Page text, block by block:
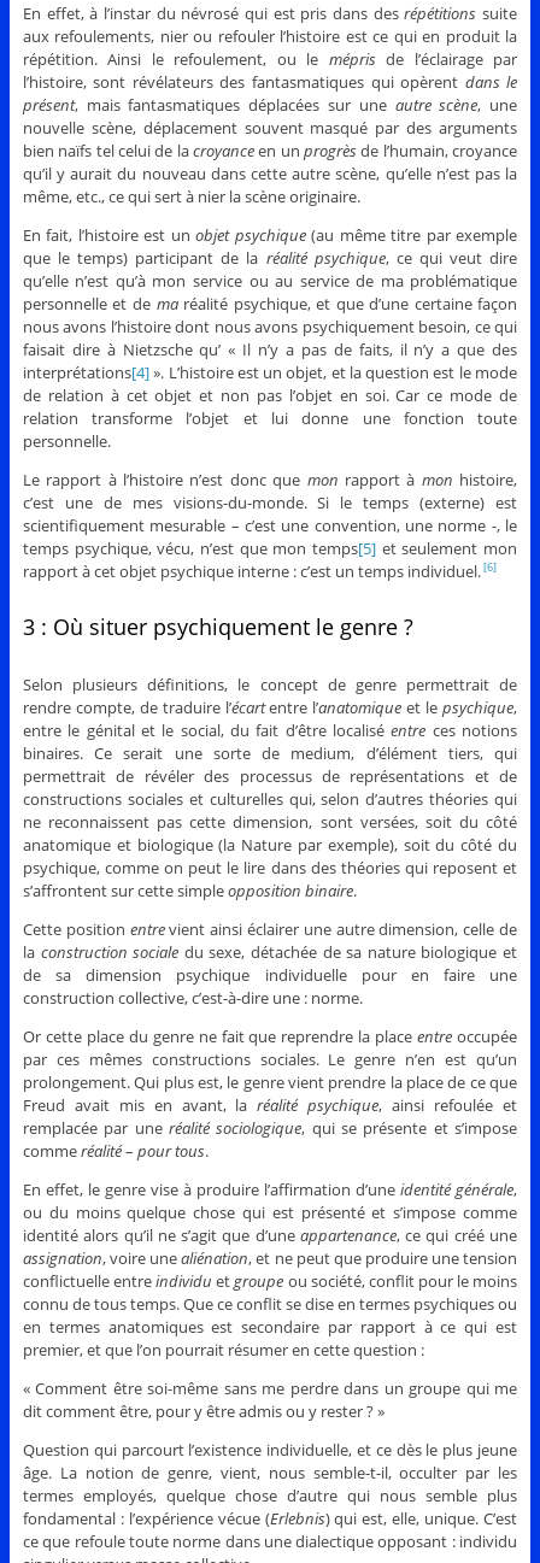
En effet, à l’instar du névrosé qui est pris dans desrépétitions suite
aux refoulements, nier ou refouler l’histoire est ce qui en produit la
répétition. Ainsi le refoulement, ou le méprisde l’éclairage par
l’histoire, sont révélateurs des fantasmatiques qui opèrent dans le
présent, mais fantasmatiques déplacées sur une autre scène, une
nouvelle scène, déplacement souvent masqué par des arguments
bien naïfs tel celui de lacroyanceen unprogrèsde l’humain, croyance
qu’il y aurait du nouveau dans cette autre scène, qu’elle n’est pas la
même, etc., ce qui sert à nier la scène originaire.
En fait, l’histoire est unobjet psychique(au même titre par exemple
que le temps) participant de la réalité psychique, ce qui veut dire
qu’elle n’est qu’à mon service ou au service de ma problématique
personnelle et de maréalité psychique, et que d’une certaine façon
nous avons l’histoire dont nous avons psychiquement besoin, ce qui
faisait dire à Nietzsche qu’ « Il n’y a pas de faits, il n’y a que des
interprétations[4]». L’histoire est un objet, et la question est le mode
de relation à cet objet et non pas l’objet en soi. Car ce mode de
relation transforme l’objet et lui donne une fonction toute
personnelle.
Le rapport à l’histoire n’est donc que mon rapport à mon histoire,
c’est une de mes visions-du-monde. Si le temps (externe) est
scientifiquement mesurable – c’est une convention, une norme -, le
temps psychique, vécu, n’est que mon temps[5] et seulement mon
rapport à cet objet psychique interne : c’est un temps individuel. [6]
3 : Où situer psychiquement le genre ?
Selon plusieurs définitions, le concept de genre permettrait de
rendre compte, de traduire l’écartentre l’anatomique et lepsychique,
entre le génital et le social, du fait d’être localiséentre ces notions
binaires. Ce serait une sorte de medium, d’élément tiers, qui
permettrait de révéler des processus de représentations et de
constructions sociales et culturelles qui, selon d’autres théories qui
ne reconnaissent pas cette dimension, sont versées, soit du côté
anatomique et biologique (la Nature par exemple), soit du côté du
psychique, comme on peut le lire dans des théories qui reposent et
s’affrontent sur cette simpleopposition binaire.
Cette position entrevient ainsi éclairer une autre dimension, celle de
la construction sociale du sexe, détachée de sa nature biologique et
de sa dimension psychique individuelle pour en faire une
construction collective, c’est-à-dire une : norme.
Or cette place du genre ne fait que reprendre la placeentre occupée
par ces mêmes constructions sociales. Le genre n’en est qu’un
prolongement. Qui plus est, le genre vient prendre la place de ce que
Freud avait mis en avant, laréalité psychique, ainsi refoulée et
remplacée par une réalité sociologique, qui se présente et s’impose
commeréalité– pour tous.
En effet, le genre vise à produire l’affirmation d’uneidentité générale,
ou du moins quelque chose qui est présenté et s’impose comme
identité alors qu’il ne s’agit que d’une appartenance, ce qui créé une
assignation, voire unealiénation, et ne peut que produire une tension
conflictuelle entreindividu etgroupe ou société, conflit pour le moins
connu de tous temps. Que ce conflit se dise en termes psychiques ou
en termes anatomiques est secondaire par rapport à ce qui est
premier, et que l’on pourrait résumer en cette question :
« Comment être soi-même sans me perdre dans un groupe qui me
dit comment être, pour y être admis ou y rester ? »
Question qui parcourt l’existence individuelle, et ce dès le plus jeune
âge. La notion de genre, vient, nous semble-t-il, occulter par les
termes employés, quelque chose d’autre qui nous semble plus
fondamental : l’expérience vécue (Erlebnis) qui est, elle, unique. C’est
ce que refoule toute norme dans une dialectique opposant : individu